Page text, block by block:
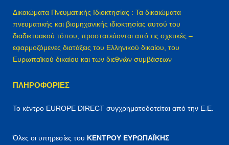
Δικαιώματα Πνευματικής Ιδιοκτησίας : Τα δικαιώματα
πνευματικής και βιομηχανικής ιδιοκτησίας αυτού του
διαδικτυακού τόπου, προστατεύονται από τις σχετικές –
εφαρμοζόμενες διατάξεις του Ελληνικού δικαίου, του
Ευρωπαϊκού δικαίου και των διεθνών συμβάσεων
ΠΛΗΡΟΦΟΡΊΕΣ
Το κέντρο EUROPE DIRECT συγχρηματοδοτείται από την Ε.Ε.
Όλες οι υπηρεσίες του ΚΕΝΤΡΟΥ ΕΥΡΩΠΑΪΚΗΣ